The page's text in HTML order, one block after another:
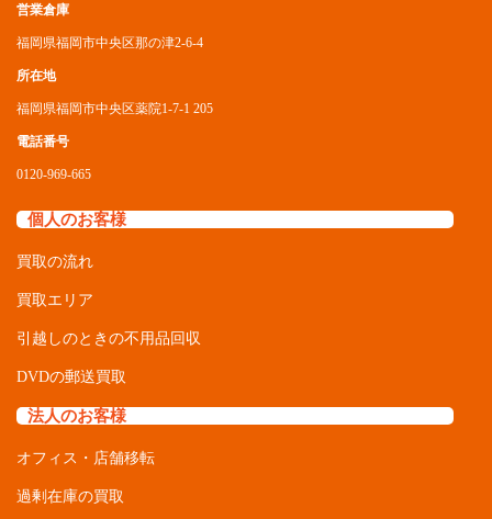
営業倉庫
福岡県福岡市中央区那の津2-6-4
所在地
福岡県福岡市中央区薬院1-7-1 205
電話番号
0120-969-665
個人のお客様
買取の流れ
買取エリア
引越しのときの不用品回収
DVDの郵送買取
法人のお客様
オフィス・店舗移転
過剰在庫の買取